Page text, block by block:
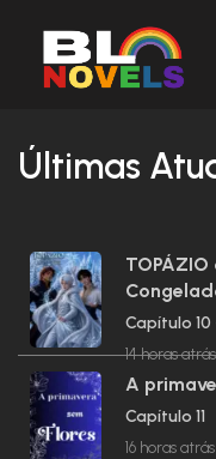
Últimas
Capítulo
14 horas
A
Capítulo 11
16 horas atrás